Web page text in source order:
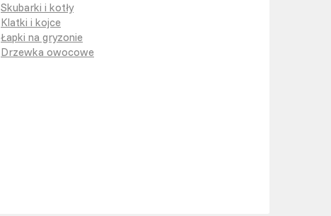
Skubarki i kotły
Klatki i kojce
Łapki na gryzonie
Drzewka owocowe